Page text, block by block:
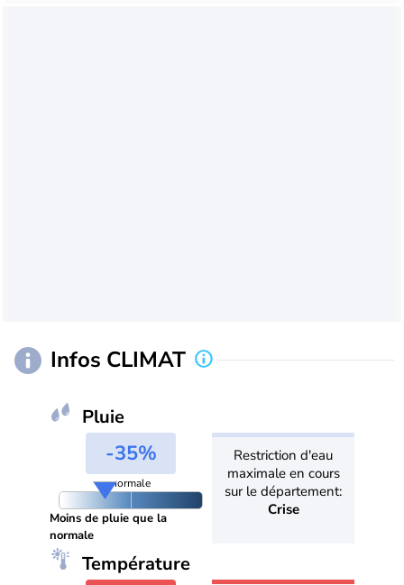
Infos CLIMAT
Pluie
-35%
normale
Moins de pluie que la
normale
Restriction d'eau
maximale en cours
sur le département:
Crise
Température